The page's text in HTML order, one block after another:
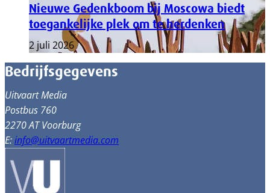
Nieuwe Gedenkboom bij Moscowa biedt
toegankelijke plek om te herdenken
2 juli 2026
Bedrijfsgegevens
Uitvaart Media
Postbus 760
2270 AT Voorburg
E:info@uitvaartmedia.com